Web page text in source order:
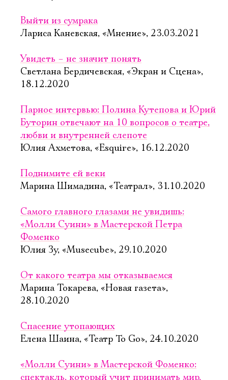
Выйти из сумрака
Лариса Каневская, «Мнение», 23.03.2021
Увидеть – не значит понять
Светлана Бердичевская, «Экран и Сцена»,
18.12.2020
Парное интервью: Полина Кутепова и Юрий
Буторин отвечают на 10 вопросов о театре,
любви и внутренней слепоте
Юлия Ахметова, «Esquire», 16.12.2020
Поднимите ей веки
Марина Шимадина, «Театрал», 31.10.2020
Самого главного глазами не увидишь:
«Молли Суини» в Мастерской Петра
Фоменко
Юлия Зу, «Musecube», 29.10.2020
От какого театра мы отказываемся
Марина Токарева, «Новая газета»,
28.10.2020
Спасение утопающих
Елена Шаина, «Театр To Go», 24.10.2020
«Молли Суини» в Мастерской Фоменко:
спектакль, который учит принимать мир,